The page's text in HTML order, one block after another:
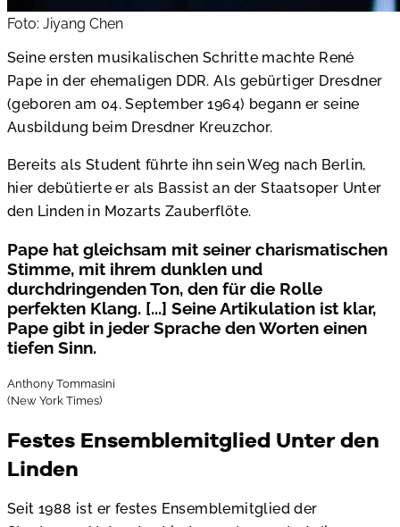
Foto: Jiyang Chen
Seine ersten musikalischen Schritte machte René
Pape in der ehemaligen DDR. Als gebürtiger Dresdner
(geboren am 04. September 1964) begann er seine
Ausbildung beim Dresdner Kreuzchor.
Bereits als Student führte ihn sein Weg nach Berlin,
hier debütierte er als Bassist an der Staatsoper Unter
den Linden in Mozarts Zauberflöte.
Pape hat gleichsam mit seiner charismatischen
Stimme, mit ihrem dunklen und
durchdringenden Ton, den für die Rolle
perfekten Klang. [...] Seine Artikulation ist klar,
Pape gibt in jeder Sprache den Worten einen
tiefen Sinn.
Anthony Tommasini
(New York Times)
Festes Ensemblemitglied Unter den
Linden
Seit 1988 ist er festes Ensemblemitglied der